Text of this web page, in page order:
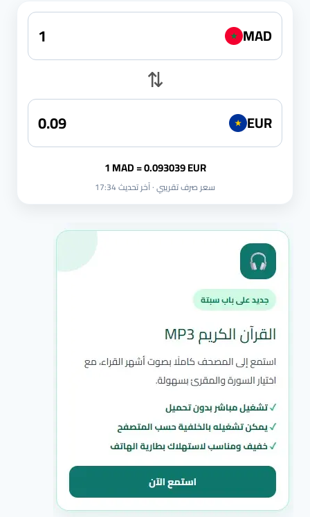
★ MAD
⇅
★ EUR
1 MAD = 0.093039 EUR
سعر صرف تقريبي · آخر تحديث 17:34